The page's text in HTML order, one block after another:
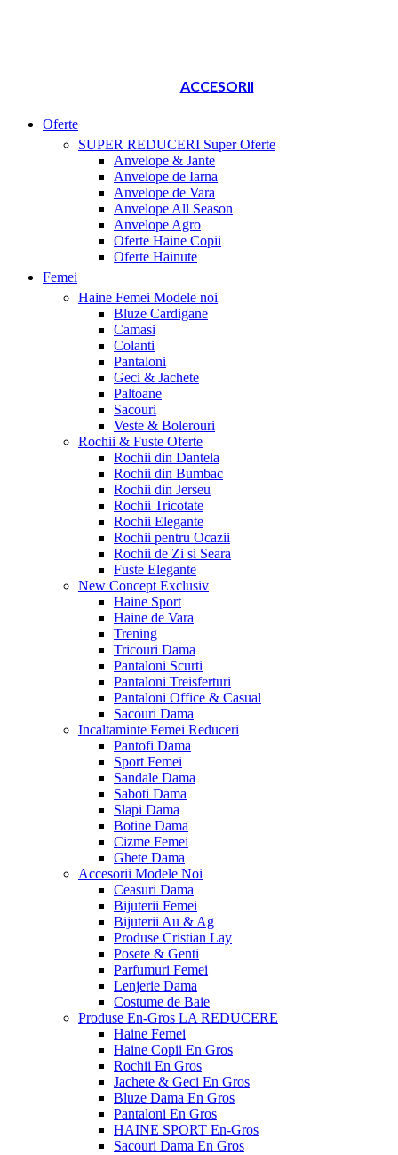
ACCESORII
Oferte
SUPER REDUCERI Super Oferte
Anvelope & Jante
Anvelope de Iarna
Anvelope de Vara
Anvelope All Season
Anvelope Agro
Oferte Haine Copii
Oferte Hainute
Femei
Haine Femei Modele noi
Bluze Cardigane
Camasi
Colanti
Pantaloni
Geci & Jachete
Paltoane
Sacouri
Veste & Bolerouri
Rochii & Fuste Oferte
Rochii din Dantela
Rochii din Bumbac
Rochii din Jerseu
Rochii Tricotate
Rochii Elegante
Rochii pentru Ocazii
Rochii de Zi si Seara
Fuste Elegante
New Concept Exclusiv
Haine Sport
Haine de Vara
Trening
Tricouri Dama
Pantaloni Scurti
Pantaloni Treisferturi
Pantaloni Office & Casual
Sacouri Dama
Incaltaminte Femei Reduceri
Pantofi Dama
Sport Femei
Sandale Dama
Saboti Dama
Slapi Dama
Botine Dama
Cizme Femei
Ghete Dama
Accesorii Modele Noi
Ceasuri Dama
Bijuterii Femei
Bijuterii Au & Ag
Produse Cristian Lay
Posete & Genti
Parfumuri Femei
Lenjerie Dama
Costume de Baie
Produse En-Gros LA REDUCERE
Haine Femei
Haine Copii En Gros
Rochii En Gros
Jachete & Geci En Gros
Bluze Dama En Gros
Pantaloni En Gros
HAINE SPORT En-Gros
Sacouri Dama En Gros